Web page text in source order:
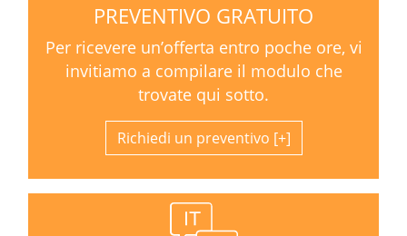
PREVENTIVO GRATUITO
Per ricevere un’offerta entro poche ore, vi
invitiamo a compilare il modulo che
trovate qui sotto.
Richiedi un preventivo